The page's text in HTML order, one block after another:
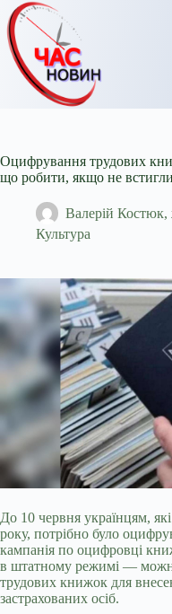
Перейти
до
вмісту
Оцифрування трудових
що робити, якщо не
Валерій Костюк,
Культура
До 10 червня українцям,
року, потрібно було
кампанія по оцифровці
в штатному режимі —
трудових книжок для
застрахованих осіб.